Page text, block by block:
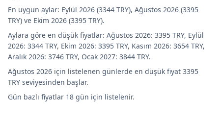
En uygun aylar: Eylül 2026 (3344 TRY), Ağustos 2026 (3395
TRY) ve Ekim 2026 (3395 TRY).
Aylara göre en düşük fiyatlar: Ağustos 2026: 3395 TRY, Eylül
2026: 3344 TRY, Ekim 2026: 3395 TRY, Kasım 2026: 3654 TRY,
Aralık 2026: 3746 TRY, Ocak 2027: 3844 TRY.
Ağustos 2026 için listelenen günlerde en düşük fiyat 3395
TRY seviyesinden başlar.
Gün bazlı fiyatlar 18 gün için listelenir.